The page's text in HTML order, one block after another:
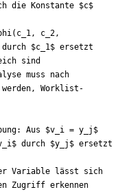
die Konstante $c$
( c 1, c 2
durch $c 1$ ersetzt
muss nach
Worklist-
Aus $v i = y j $
i$ durch $y j $ ersetzt
Variable lässt sich